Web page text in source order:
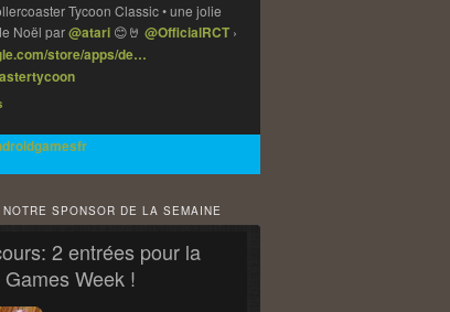
Tycoon Classic • une jolie
Noël par@atari 😊🤘 @OfficialRCT ›
store/apps/de…
SPONSOR DE LA SEMAINE
2 entrées pour la
Games Week !